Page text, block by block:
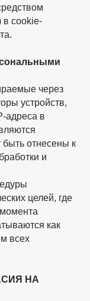
в cookie-
через
устройств,
адреса в
отнесены к
и
целей, где
как
всех
НА